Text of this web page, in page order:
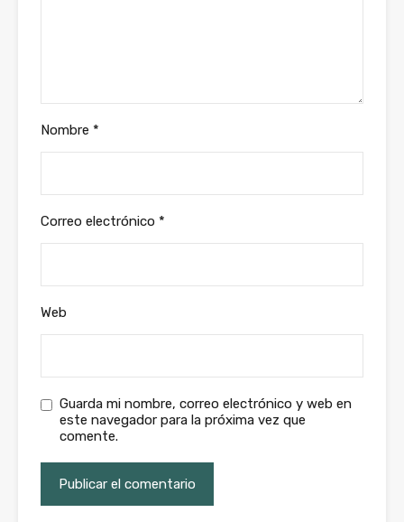
Nombre *
Correo electrónico *
Web
Guarda mi nombre, correo electrónico y web en
este navegador para la próxima vez que
comente.